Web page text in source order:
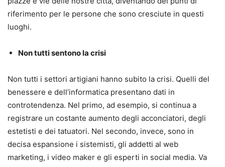
riferimento per le persone che sono cresciute in questi
luoghi.
Non tutti sentono la crisi
Non tutti i settori artigiani hanno subito la crisi. Quelli del
benessere e dell’informatica presentano dati in
controtendenza. Nel primo, ad esempio, si continua a
registrare un costante aumento degli acconciatori, degli
estetisti e dei tatuatori. Nel secondo, invece, sono in
decisa espansione i sistemisti, gli addetti al web
marketing, i video maker e gli esperti in social media. Va